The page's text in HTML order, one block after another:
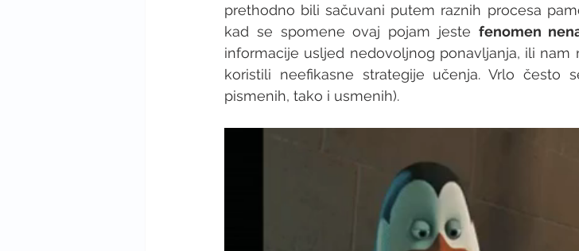
prethodno bili sačuvani putem raznih procesa
kad se spomene ovaj pojam jeste fenomen
informacije usljed nedovoljnog ponavljanja, ili
koristili neefikasne strategije učenja. Vrlo često
pismenih, tako i usmenih).